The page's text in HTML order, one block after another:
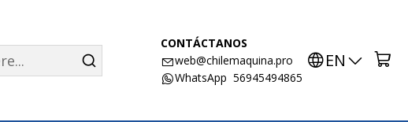
CONTÁCTANOS
web@chilemaquina.pro
WhatsApp 56945494865
EN